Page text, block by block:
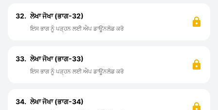
32. ਲੇਖਾ ਜੋਖਾ (ਭਾਗ-32)
ਇਸ ਭਾਗ ਨੂੰ ਪੜ੍ਹਨ ਲਈ ਐਪ ਡਾਊਨਲੋਡ ਕਰੋ
33. ਲੇਖਾ ਜੋਖਾ (ਭਾਗ-33)
ਇਸ ਭਾਗ ਨੂੰ ਪੜ੍ਹਨ ਲਈ ਐਪ ਡਾਊਨਲੋਡ ਕਰੋ
34. ਲੇਖਾ ਜੋਖਾ (ਭਾਗ-34)